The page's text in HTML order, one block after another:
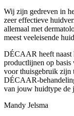
Wij zijn gedreven in
zeer effectieve
allemaal met
meest veeleisende
DÉCAAR heeft naast
productlijnen op
voor thuisgebruik zijn
DÉCAAR-
van jouw huidtype de
Mandy Jelsma